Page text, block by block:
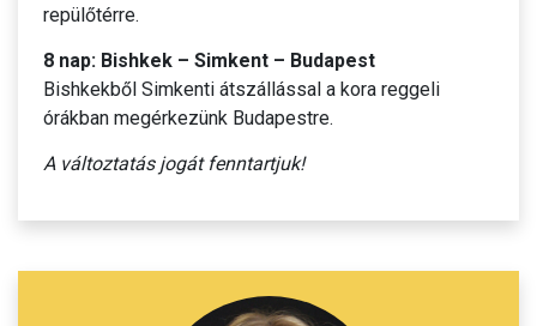
repülőtérre.
8 nap: Bishkek – Simkent – Budapest
Bishkekből Simkenti átszállással a kora reggeli
órákban megérkezünk Budapestre.
A változtatás jogát fenntartjuk!